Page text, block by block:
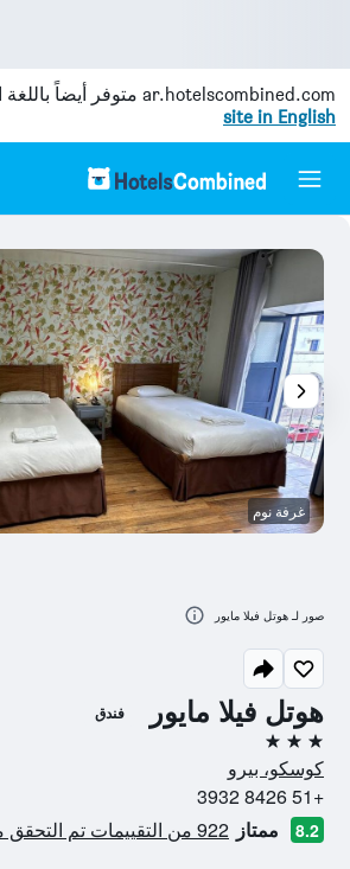
ar.hotelscombined.com متوفر أيضاً باللغة
site in English
هوتل فيلا مايور فندق
3 نجوم
كوسكو، بيرو
+51 8426 3932
8.2 ممتاز 922 من التقييمات تم التحقق منها
غرفة نوم
صور لـ هوتل فيلا مايور